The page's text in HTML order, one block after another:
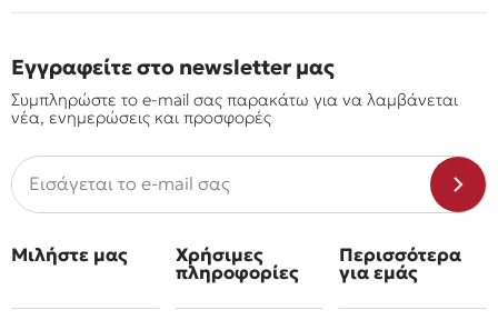
Εγγραφείτε στο newsletter μας
Συμπληρώστε το e-mail σας παρακάτω για να λαμβάνεται
νέα, ενημερώσεις και προσφορές
Μιλήστε μας Χρήσιμες
πληροφορίες
Περισσότερα
για εμάς